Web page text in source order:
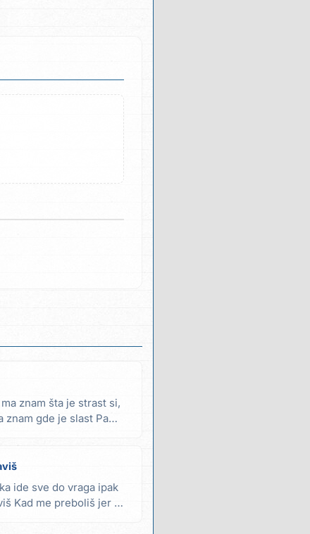
znam šta je strast si,
znam gde je slast Pa
ide sve do vraga ipak
Kad me preboliš jer me